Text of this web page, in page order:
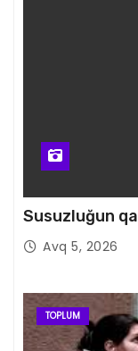
Susuzluğun
Avq 5, 2026
TOPLUM